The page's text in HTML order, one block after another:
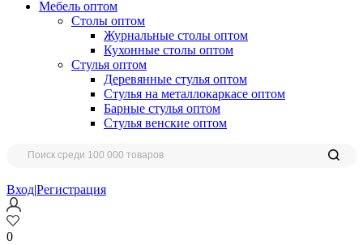
Мебель оптом
Столы оптом
Журнальные столы оптом
Кухонные столы оптом
Стулья оптом
Деревянные стулья оптом
Стулья на металлокаркасе оптом
Барные стулья оптом
Стулья венские оптом
Вход|Регистрация
0